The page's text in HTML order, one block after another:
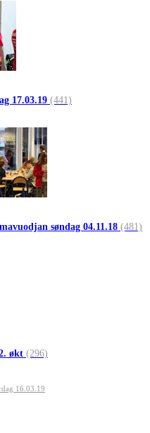
17.03.19 (441)
søndag 04.11.18 (481)
økt (296)
16.03.19